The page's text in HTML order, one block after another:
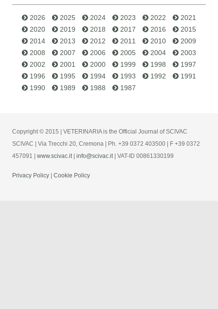
2026 2025 2024 2023 2022
2021
2020
2019 2018 2017 2016
2015
2014
2013 2012 2011 2010
2009
2008
2007 2006 2005 2004
2003
2002
2001 2000 1999 1998
1997
1996
1995 1994 1993 1992
1991
1990
1989 1988 1987
Copyright © 2015 | VETERINARIA is the Official Journal of SCIVAC
SCIVAC | Via Trecchi 20, Cremona | Ph. +39 0372 403500 | F +39 0372
457091 | www.scivac.it| info@scivac.it| VAT-ID 00861330199
Privacy Policy Cookie Policy